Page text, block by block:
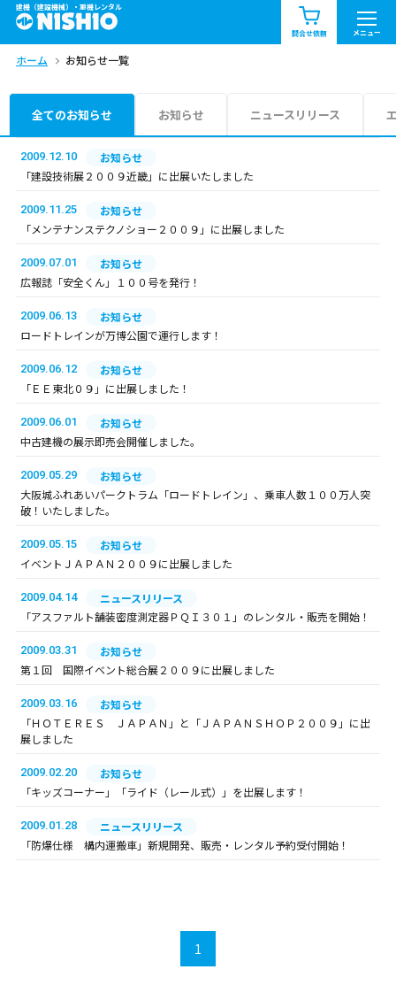
建機（建設機械）・重機レンタル
問合せ依頼 メニュー
商品一覧 お知らせ一覧
問合せ依頼リスト
エリア情報を見る
ホーム お知らせ一覧
全てのお知らせ お知らせ ニュースリリース
2009.12.10
お知らせ
「建設技術展２００９近畿」に出展いたしました
2009.11.25
お知らせ
「メンテナンステクノショー２００９」に出展しました
2009.07.01
お知らせ
広報誌「安全くん」１００号を発行！
2009.06.13
お知らせ
ロードトレインが万博公園で運行します！
2009.06.12
お知らせ
「ＥＥ東北０９」に出展しました！
2009.06.01
お知らせ
中古建機の展示即売会開催しました。
2009.05.29
お知らせ
大阪城ふれあいパークトラム「ロードトレイン」、乗車人数１００万人突
破！いたしました。
2009.05.15
お知らせ
イベントＪＡＰＡＮ２００９に出展しました
2009.04.14
ニュースリリース
「アスファルト舗装密度測定器ＰＱＩ３０１」のレンタル・販売を開始！
2009.03.31
お知らせ
第１回 国際イベント総合展２００９に出展しました
2009.03.16
お知らせ
「ＨＯＴＥＲＥＳ ＪＡＰＡＮ」と「ＪＡＰＡＮＳＨＯＰ２００９」に出
展しました
2009.02.20
お知らせ
「キッズコーナー」「ライド（レール式）」を出展します！
2009.01.28
ニュースリリース
「防爆仕様 構内運搬車」新規開発、販売・レンタル予約受付開始！
1